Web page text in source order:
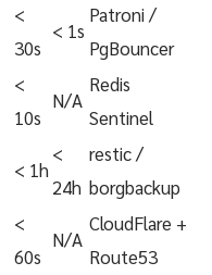
<
30s
< 1s
Patroni /
PgBouncer
<
10s
N/A
Redis
Sentinel
< 1h
<
24h
restic /
borgbackup
<
60s
N/A
CloudFlare +
Route53